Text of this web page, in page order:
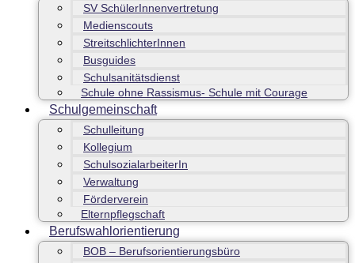
SV SchülerInnenvertretung
Medienscouts
StreitschlichterInnen
Busguides
Schulsanitätsdienst
Schule ohne Rassismus- Schule mit Courage
Schulgemeinschaft
Schulleitung
Kollegium
SchulsozialarbeiterIn
Verwaltung
Förderverein
Elternpflegschaft
Berufswahlorientierung
BOB – Berufsorientierungsbüro